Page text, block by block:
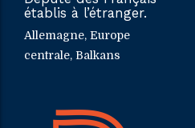
établis à l’étranger.
Allemagne, Europe
centrale, Balkans